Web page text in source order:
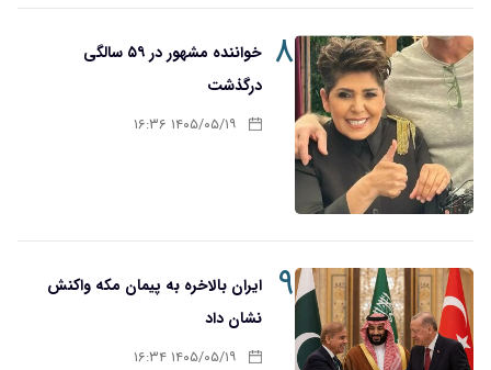
۸
خواننده مشهور در ۵۹ سالگی
درگذشت
۱۴۰۵/۰۵/۱۹ ۱۶:۳۶
۹
ایران بالاخره به پیمان مکه واکنش
نشان داد
۱۴۰۵/۰۵/۱۹ ۱۶:۳۴